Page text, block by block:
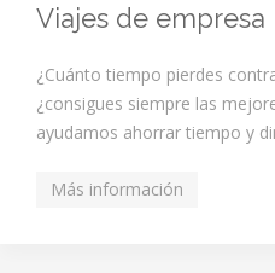
Viajes de empresa
¿Cuánto tiempo pierdes
¿consigues siempre las
ayudamos ahorrar tiempo y
Más información